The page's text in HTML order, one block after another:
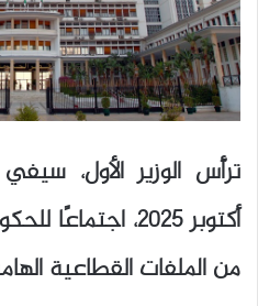
أكتوبر 2025،
من الملفات القطاعية